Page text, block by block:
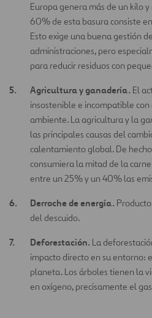
Europa genera más de un kilo
60% de esta basura consiste
Esto exige una buena gestión
administraciones, pero
para reducir residuos con
Agricultura y ganadería. El
insostenible e incompatible
ambiente. La agricultura y la
las principales causas del
calentamiento global. De
consumiera la mitad de la
entre un 25% y un 40% las
Derroche de energía.
del descuido.
Deforestación. La
impacto directo en su entorno:
planeta. Los árboles tienen la
en oxígeno, precisamente el